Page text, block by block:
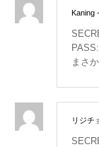
Kaning
PASS:
まさ
リジチ